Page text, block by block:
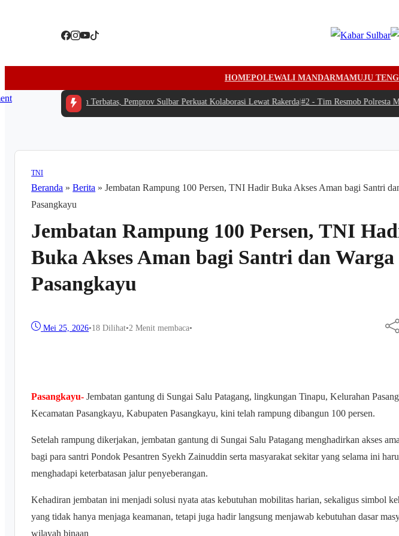
HOMEPOLEWALI MANDARMAMUJU
-Di Tengah Anggaran Terbatas, Pemprov Sulbar Perkuat Kolaborasi Lewat Rakerda|#2 -Tim Resmob Polresta
TNI
Beranda »Berita »Jembatan Rampung 100 Persen, TNI Hadir Buka Akses Aman bagi Santri
Pasangkayu
Jembatan Rampung 100 Persen, TNI
Buka Akses Aman bagi Santri dan Warga
Pasangkayu
Mei 25, 2026•18Dilihat•2 Menit membaca•
Pasangkayu-Jembatan gantung di Sungai Salu Patagang, lingkungan Tinapu, Kelurahan
Kecamatan Pasangkayu, Kabupaten Pasangkayu, kini telah rampung dibangun 100 persen.
Setelah rampung dikerjakan, jembatan gantung di Sungai Salu Patagang menghadirkan akses
bagi para santri Pondok Pesantren Syekh Zainuddin serta masyarakat sekitar yang selama ini
menghadapi keterbatasan jalur penyeberangan.
Kehadiran jembatan ini menjadi solusi nyata atas kebutuhan mobilitas harian, sekaligus simbol
yang tidak hanya menjaga keamanan, tetapi juga hadir langsung menjawab kebutuhan dasar
wilayah binaan